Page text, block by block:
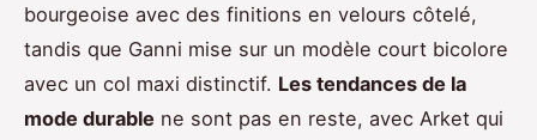
bourgeoise avec des finitions en velours côtelé,
tandis que Ganni mise sur un modèle court bicolore
avec un col maxi distinctif. Les tendances de la
mode durable ne sont pas en reste, avec Arket qui